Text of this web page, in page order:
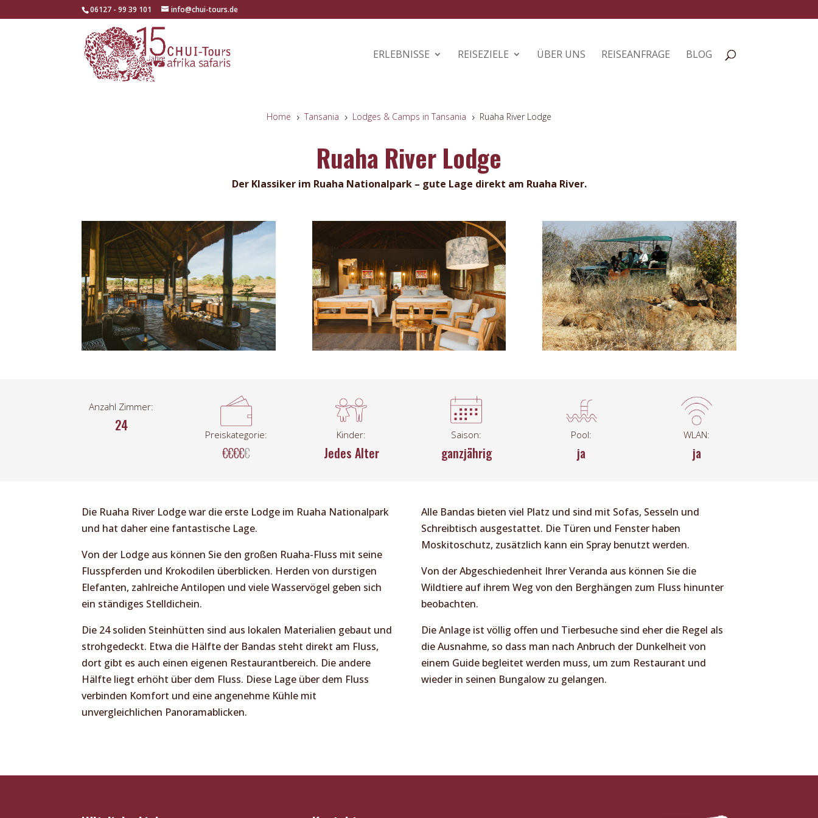
06127 - 99 39 101 info@chui-tours.de
ERLEBNISSE REISEZIELE ÜBER UNS REISEANFRAGE BLOG
Home 5 Tansania 5 Lodges & Camps in Tansania 5 Ruaha River Lodge
Ruaha River Lodge
Der Klassiker im Ruaha Nationalpark – gute Lage direkt am Ruaha River.
Anzahl Zimmer:
24
Preiskategorie:
€€€€€
Kinder:
Jedes Alter
Saison:
ganzjährig
Pool:
ja
WLAN:
ja
Die Ruaha River Lodge war die erste Lodge im Ruaha Nationalpark
und hat daher eine fantastische Lage.
Von der Lodge aus können Sie den großen Ruaha-Fluss mit seine
Flusspferden und Krokodilen überblicken. Herden von durstigen
Elefanten, zahlreiche Antilopen und viele Wasservögel geben sich
ein ständiges Stelldichein.
Die 24 soliden Steinhütten sind aus lokalen Materialien gebaut und
strohgedeckt. Etwa die Hälfte der Bandas steht direkt am Fluss,
dort gibt es auch einen eigenen Restaurantbereich. Die andere
Hälfte liegt erhöht über dem Fluss. Diese Lage über dem Fluss
verbinden Komfort und eine angenehme Kühle mit
unvergleichlichen Panoramablicken.
Alle Bandas bieten viel Platz und sind mit Sofas, Sesseln und
Schreibtisch ausgestattet. Die Türen und Fenster haben
Moskitoschutz, zusätzlich kann ein Spray benutzt werden.
Von der Abgeschiedenheit Ihrer Veranda aus können Sie die
Wildtiere auf ihrem Weg von den Berghängen zum Fluss hinunter
beobachten.
Die Anlage ist völlig offen und Tierbesuche sind eher die Regel als
die Ausnahme, so dass man nach Anbruch der Dunkelheit von
einem Guide begleitet werden muss, um zum Restaurant und
wieder in seinen Bungalow zu gelangen.